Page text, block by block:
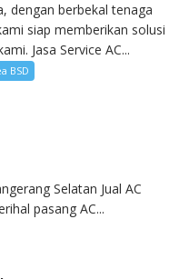
dengan berbekal tenaga
siap memberikan solusi
Jasa Service AC...
BSD
Selatan Jual AC
pasang AC...